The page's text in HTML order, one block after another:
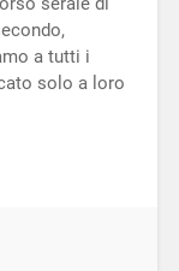
a tutti i
solo a loro